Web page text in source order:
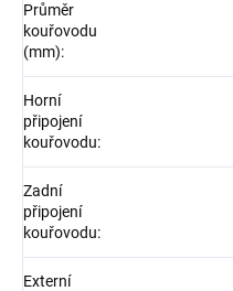
Průměr
kouřovodu
(mm):
Horní
připojení
kouřovodu:
Zadní
připojení
kouřovodu:
Externí